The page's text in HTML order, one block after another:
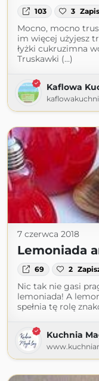
103 3
Mocno, mocno
im więcej użyjesz
łyżki cukruzimna
Truskawki (...)
Kaflowa
7 czerwca 2018
Lemoniada
69 2
Nic tak nie gasi
lemoniada! A
spełnia tę rolę
Kuchnia